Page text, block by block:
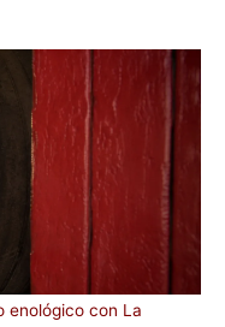
enológico con La